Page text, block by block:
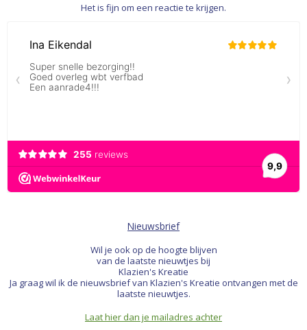
Het is fijn om een reactie te krijgen.
Nieuwsbrief
Wil je ook op de hoogte blijven
van de laatste nieuwtjes bij
Klazien's Kreatie
Ja graag wil ik de nieuwsbrief van Klazien's Kreatie ontvangen met de
laatste nieuwtjes.
Laat hier dan je mailadres achter